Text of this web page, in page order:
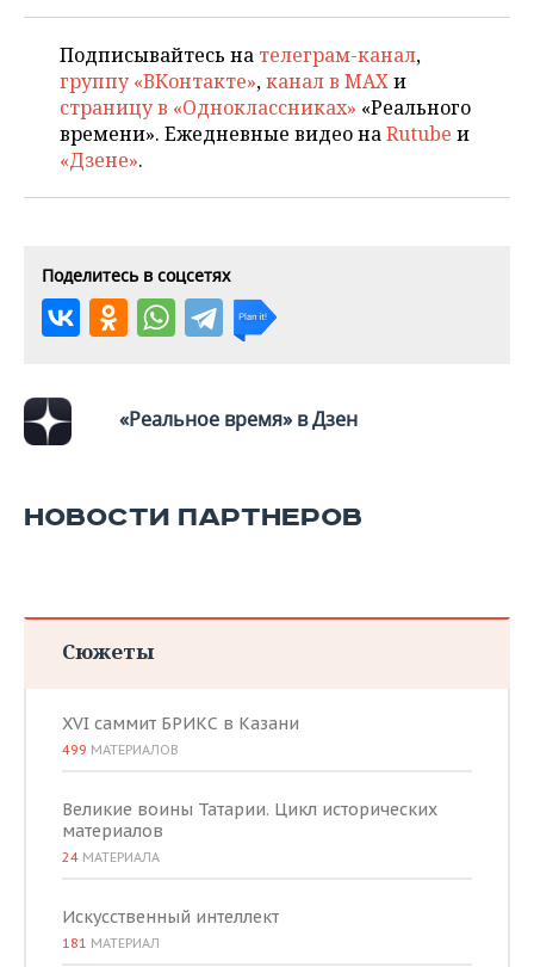
ХОККЕЙ С МЯЧОМ
ПРОИСШЕСТВИЯ
Подписывайтесь на телеграм-канал,
группу «ВКонтакте»,канал в MAXи
страницу в «Одноклассниках» «Реального
времени». Ежедневные видео наRutube и
«Дзене».
Поделитесь в соцсетях
«Реальное время» в Дзен
НОВОСТИ ПАРТНЕРОВ
Сюжеты
XVI саммит БРИКС в Казани
499 МАТЕРИАЛОВ
Великие воины Татарии. Цикл исторических
материалов
24 МАТЕРИАЛА
Искусственный интеллект
181 МАТЕРИАЛ